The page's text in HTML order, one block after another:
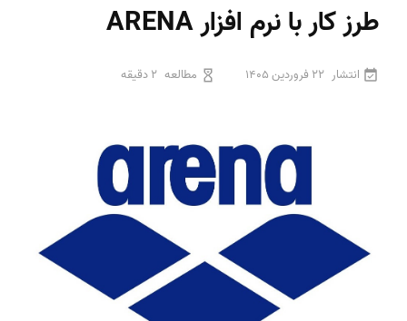
طرز کار با نرم افزار ARENA
انتشار 22 فروردین 1405 مطالعه 2 دقیقه